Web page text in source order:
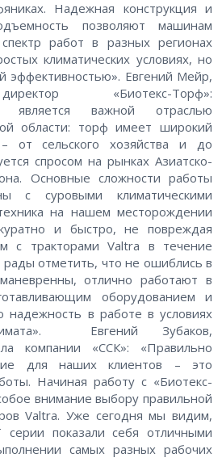
Надежная конструкция и
позволяют машинам
работ в разных регионах
климатических условиях, но
эффективностью». Евгений Мейр,
«Биотекс-Торф»:
является важной отраслью
области: торф имеет широкий
от сельского хозяйства и до
спросом на рынках Азиатско-
Основные сложности работы
с суровыми климатическими
на нашем месторождении
и быстро, не повреждая
с тракторами Valtra в течение
рады отметить, что не ошиблись в
отлично работают в
оборудованием и
надежность в работе в условиях
Евгений Зубаков,
компании «ССК»: «Правильно
для наших клиентов – это
Начиная работу с «Биотекс-
внимание выбору правильной
Valtra. Уже сегодня мы видим,
серии показали себя отличными
самых разных рабочих